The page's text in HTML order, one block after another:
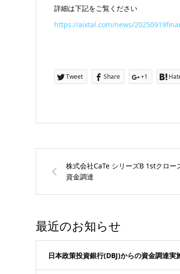
詳細は下記をご覧ください
https://aixtal.com/news/
Tweet Share +1
株式会社CaTe シリーズB 1stクロー
資金調達
最近のお知らせ
日本政策投資銀行(DBJ)からの資金調達